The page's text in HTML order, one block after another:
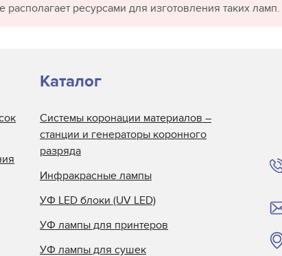
ресурсами для изготовления таких ламп.
Каталог
Системы коронации материалов –
станции и генераторы коронного
разряда
Инфракрасные лампы
УФ LED блоки (UV LED)
УФ лампы для принтеров
УФ лампы для сушек